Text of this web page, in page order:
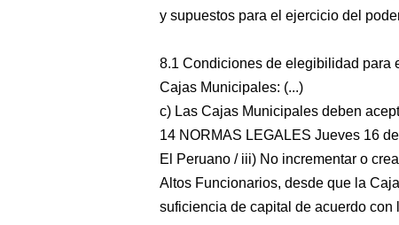
y supuestos para el ejercicio del
8.1 Condiciones de elegibilidad para
Cajas Municipales: (...)
c) Las Cajas Municipales deben
14 NORMAS LEGALES Jueves 16
El Peruano / iii) No incrementar o
Altos Funcionarios, desde que la
suficiencia de capital de acuerdo con